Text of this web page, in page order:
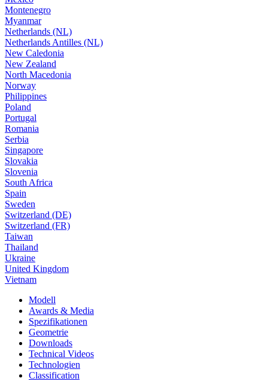
Montenegro
Myanmar
Netherlands (NL)
Netherlands Antilles (NL)
New Caledonia
New Zealand
North Macedonia
Norway
Philippines
Poland
Portugal
Romania
Serbia
Singapore
Slovakia
Slovenia
South Africa
Spain
Sweden
Switzerland (DE)
Switzerland (FR)
Taiwan
Thailand
Ukraine
United Kingdom
Vietnam
Modell
Awards & Media
Spezifikationen
Geometrie
Downloads
Technical Videos
Technologien
Classification